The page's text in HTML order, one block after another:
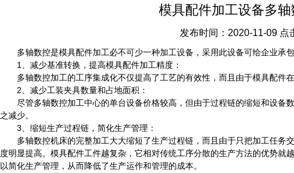
模具配件加工设备多
发布时间：2020-11-09 点
多轴数控是模具配件加工必不可少一种加工设备，采用此设备可给企业承包
1、减少基准转换，提高模具配件加工精度：
多轴数控加工的工序集成化不仅提高了工艺的有效性，而且由于模具配件
2、减少工装夹具数量和占地面积：
尽管多轴数控加工中心的单台设备价格较高，但由于过程链的缩短和设备
之减少。
3、缩短生产过程链，简化生产管理：
多轴数控机床的完整加工大大缩短了生产过程链，而且由于只把加工任务
度明显提高。模具配件工件越复杂，它相对传统工序分散的生产方法的优势就
以简化生产管理，从而降低了生产运作和管理的成本。